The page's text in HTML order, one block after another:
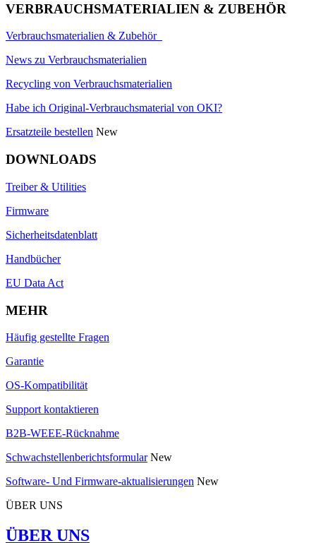
VERBRAUCHSMATERIALIEN & ZUBEHÖR
Verbrauchsmaterialien & Zubehör
News zu Verbrauchsmaterialien
Recycling von Verbrauchsmaterialien
Habe ich Original-Verbrauchsmaterial von OKI?
Ersatzteile bestellen New
DOWNLOADS
Treiber & Utilities
Firmware
Sicherheitsdatenblatt
Handbücher
EU Data Act
MEHR
Häufig gestellte Fragen
Garantie
OS-Kompatibilität
Support kontaktieren
B2B-WEEE-Rücknahme
Schwachstellenberichtsformular New
Software- Und Firmware-aktualisierungen New
ÜBER UNS
ÜBER UNS